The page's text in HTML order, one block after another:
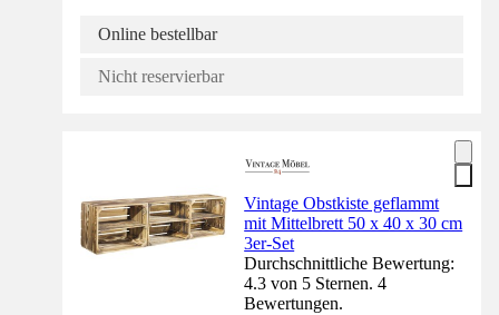
Online bestellbar
Nicht reservierbar
Vintage Obstkiste geflammt
mit Mittelbrett 50 x 40 x 30 cm
3er-Set
Durchschnittliche Bewertung:
4.3 von 5 Sternen. 4
Bewertungen.